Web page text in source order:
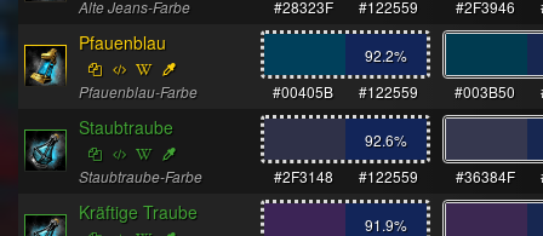
Alte Jeans-Farbe
#28323F
#122559 #2F3946
Pfauenblau
Pfauenblau-Farbe
92.2%
#00405B
#122559 #003B50
Staubtraube
Staubtraube-Farbe
92.6%
#2F3148
#122559 #36384F
Kräftige Traube
91.9%